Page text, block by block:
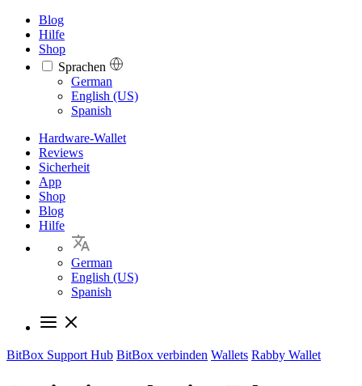
Blog
Hilfe
Shop
Sprachen
Languages
German
English (US)
Spanish
Hardware-Wallet
Reviews
Sicherheit
App
Shop
Blog
Hilfe
German
English (US)
Spanish
BitBox Support Hub BitBox verbinden Wallets Rabby Wallet